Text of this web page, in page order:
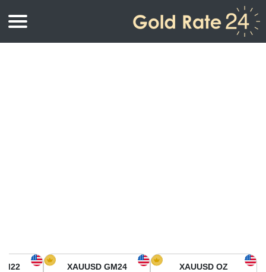
أسعار الذهب في أمريكا الجنوبية
XAUUSD OZ
XAUUSD GM24